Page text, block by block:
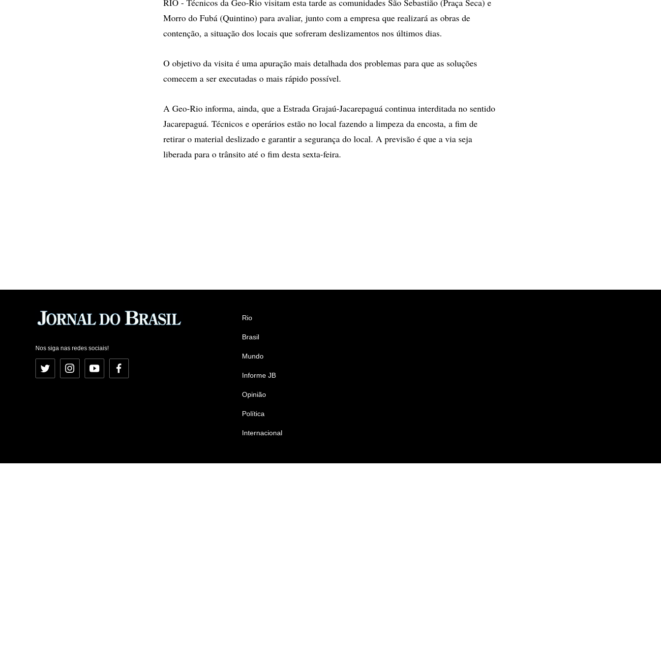
RIO - Técnicos da Geo-Rio visitam esta tarde as comunidades São Sebastião (Praça Seca) e
Morro do Fubá (Quintino) para avaliar, junto com a empresa que realizará as obras de
contenção, a situação dos locais que sofreram deslizamentos nos últimos dias.
O objetivo da visita é uma apuração mais detalhada dos problemas para que as soluções
comecem a ser executadas o mais rápido possível.
A Geo-Rio informa, ainda, que a Estrada Grajaú-Jacarepaguá continua interditada no sentido
Jacarepaguá. Técnicos e operários estão no local fazendo a limpeza da encosta, a fim de
retirar o material deslizado e garantir a segurança do local. A previsão é que a via seja
liberada para o trânsito até o fim desta sexta-feira.
Nos siga nas redes sociais!
Twitter InstagramYouTubeFacebook
Rio
Brasil
Mundo
Informe JB
Opinião
Política
Internacional